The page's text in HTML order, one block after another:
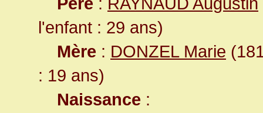
l'enfant : 29 ans)
Mère : DONZEL Marie
: 19 ans)
Naissance :